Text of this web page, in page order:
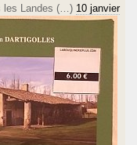
les Landes (…) 10 janvier